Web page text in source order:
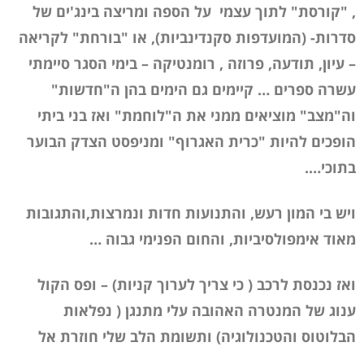
, "קורסת" לתוך עצמי על הספה ומריצה בינג'ים של
סדרות- (המועדפות סקנדינביות), או "בורחת" לקריאה
– עיון, תודעה, פרוזה , רומנטיקה – בימי הסגר סיימתי
עשרה ספרים … קיימים גם הימים בהן ה"חדשות"
וה"מצב" מוציאים ממני את ה"לוחמת" ואז בני ביתי
הופכים להיות "כרית האגרוף" ומניפסט הצדק הבוער
בתוכי….
ויש בי המון רעש, והתנועות חדות ונמרצות,והתגובות
מאוד אימפולסיביות, והחום הפנימי גבוה …
ואז נכנסת לרכב ( כי צריך לערוך קניות) – ופס הקול
ענוג של המנטרה האהובה עלי מתנגן ( נפלאות
הבלוטוס והטכנולוגיה) ותשומת הלב שלי חוזרת אל